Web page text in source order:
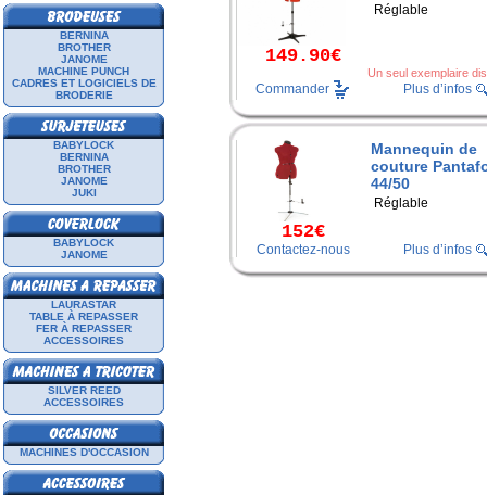
BERNINA
BROTHER
JANOME
MACHINE PUNCH
CADRES ET LOGICIELS DE
BRODERIE
BABYLOCK
BERNINA
BROTHER
JANOME
JUKI
BABYLOCK
JANOME
LAURASTAR
TABLE À REPASSER
FER À REPASSER
ACCESSOIRES
SILVER REED
ACCESSOIRES
MACHINES D'OCCASION
Réglable
149.90€
Un seul exemplaire
Commander Plus d’infos
Mannequin de
couture
44/50
Réglable
152€
Contactez-nous Plus d’infos